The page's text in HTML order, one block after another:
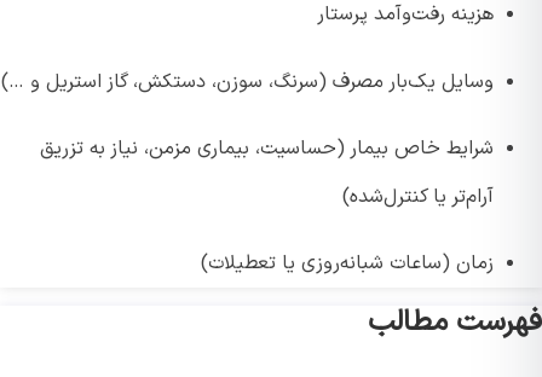
هزینه رفت‌وآمد پرستار
وسایل یک‌بار مصرف (سرنگ، سوزن، دستکش، گاز استریل و …)
شرایط خاص بیمار (حساسیت، بیماری مزمن، نیاز به تزریق
آرام‌تر یا کنترل‌شده)
زمان (ساعات شبانه‌روزی یا تعطیلات)
مطالب